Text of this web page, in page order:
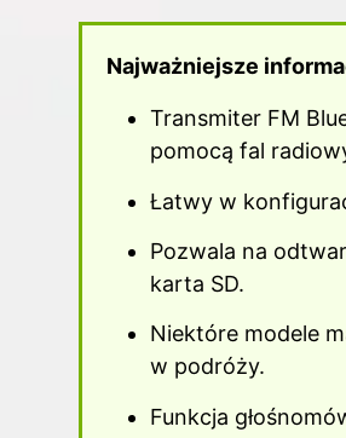
Najważniejsze
Transmiter FM
pomocą fal
Łatwy w
Pozwala na
karta SD.
Niektóre modele
w podróży.
Funkcja